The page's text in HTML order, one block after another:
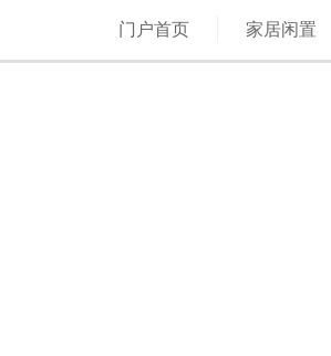
门户首页 家居闲置